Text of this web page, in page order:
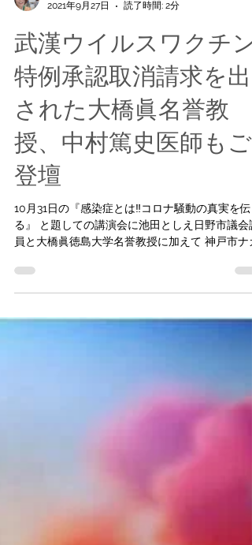
2021年9月27日
読了時間: 2分
武漢ウイルスワクチン
特例承認取消請求を出
された大橋眞名誉教
授、中村篤史医師もご
登壇
10月31日の『感染症とは‼︎コロナ騒動の真実を伝
る』 と題しての講演会に池田としえ日野市議会
ムラクリニック院長の中村篤史医師もご登壇いた